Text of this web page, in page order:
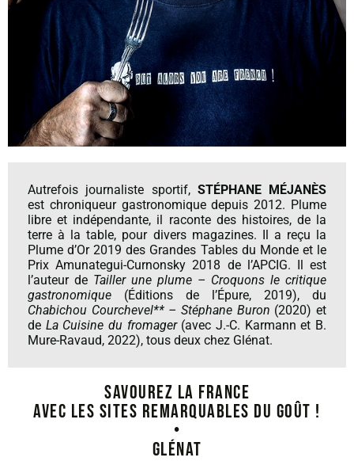
Autrefois journaliste sportif, STÉPHANE MÉJANÈS
est chroniqueur gastronomique depuis 2012. Plume
libre et indépendante, il raconte des histoires, de la
terre à la table, pour divers magazines. Il a reçu la
Plume d’Or 2019 des Grandes Tables du Monde et le
Prix Amunategui-Curnonsky 2018 de l’APCIG. Il est
l’auteur de Tailler une plume – Croquons le critique
gastronomique (Éditions de l’Épure, 2019), du
Chabichou Courchevel** – Stéphane Buron (2020) et
de La Cuisine du fromager(avec J.-C. Karmann et B.
Mure-Ravaud, 2022), tous deux chez Glénat.
SAVOUREZ LA FRANCE
AVEC LES SITES REMARQUABLES DU GOÛT !
•
glÉnat